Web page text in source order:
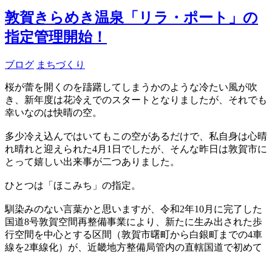
敦賀きらめき温泉「リラ・ポート」の
指定管理開始！
ブログ まちづくり
桜が蕾を開くのを躊躇してしまうかのような冷たい風が吹
き、新年度は花冷えでのスタートとなりましたが、それでも
幸いなのは快晴の空。
多少冷え込んではいてもこの空があるだけで、私自身は心晴
れ晴れと迎えられた4月1日でしたが、そんな昨日は敦賀市に
とって嬉しい出来事が二つありました。
ひとつは「ほこみち」の指定。
馴染みのない言葉かと思いますが、令和2年10月に完了した
国道8号敦賀空間再整備事業により、新たに生み出された歩
行空間を中心とする区間（敦賀市曙町から白銀町までの4車
線を2車線化）が、近畿地方整備局管内の直轄国道で初めて